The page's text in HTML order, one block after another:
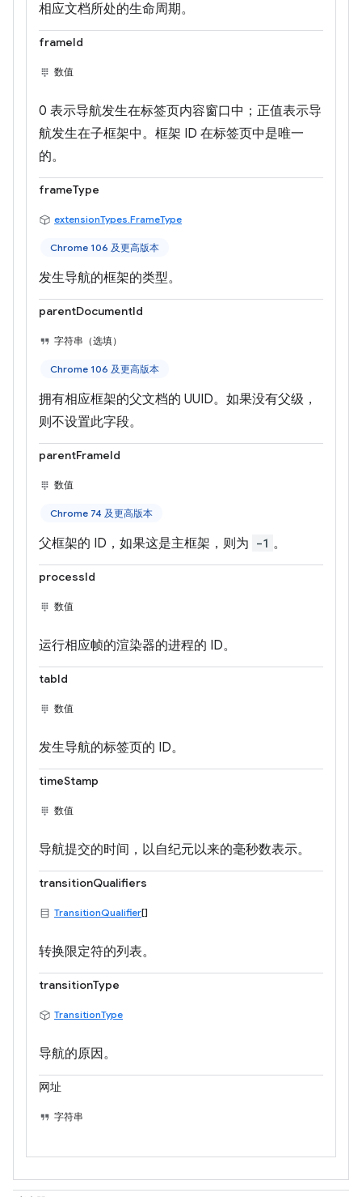
相应文档所处的生命周期。
frameId
数值
0 表示导航发生在标签页内容窗口中；正值表示导
航发生在子框架中。框架 ID 在标签页中是唯一
的。
frameType
extensionTypes.FrameType
Chrome 106 及更高版本
发生导航的框架的类型。
parentDocumentId
字符串（选填）
Chrome 106 及更高版本
拥有相应框架的父文档的 UUID。如果没有父级，
则不设置此字段。
parentFrameId
数值
Chrome 74 及更高版本
父框架的 ID，如果这是主框架，则为 -1 。
processId
数值
运行相应帧的渲染器的进程的 ID。
tabId
数值
发生导航的标签页的 ID。
timeStamp
数值
导航提交的时间，以自纪元以来的毫秒数表示。
transitionQualifiers
TransitionQualifier[]
转换限定符的列表。
transitionType
TransitionType
导航的原因。
网址
字符串